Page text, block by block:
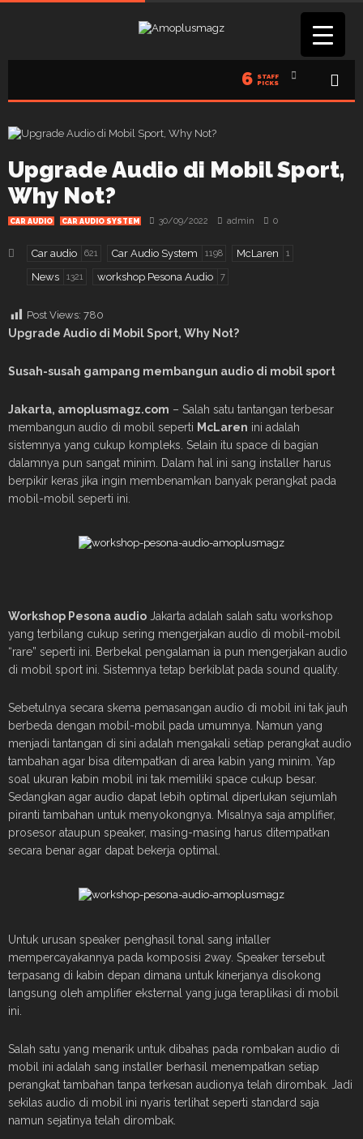
6 STAFF
PICKS
Upgrade Audio di Mobil Sport,
Why Not?
CAR AUDIO CAR AUDIO SYSTEM 30/09/2022 admin 0
Car audio 621 Car Audio System 1198 McLaren 1
News 1321 workshop Pesona Audio 7
Post Views: 780
Upgrade Audio di M obilSport, Why N ot?
Susah-susah gampang membangun audio di mobil sport
Jakarta, amoplusmagz.com – Salah satu tantangan terbesar
membangun audio di mobil seperti McLaren ini adalah
sistemnya yang cukup kompleks. Selain itu space di bagian
dalamnya pun sangat minim. Dalam hal ini sang installer harus
berpikir keras jika ingin membenamkan banyak perangkat pada
mobil-mobil seperti ini.
Workshop Pesona audio Jakarta adalah salah satu workshop
yang terbilang cukup sering mengerjakan audio di mobil-mobil
“rare” seperti ini. Berbekal pengalaman ia pun mengerjakan audio
di mobil sport ini. Sistemnya tetap berkiblat pada sound quality.
Sebetulnya secara skema pemasangan audio di mobil ini tak jauh
berbeda dengan mobil-mobil pada umumnya. Namun yang
menjadi tantangan di sini adalah mengakali setiap perangkat audio
tambahan agar bisa ditempatkan di area kabin yang minim. Yap
soal ukuran kabin mobil ini tak memiliki space cukup besar.
Sedangkan agar audio dapat lebih optimal diperlukan sejumlah
piranti tambahan untuk menyokongnya. Misalnya saja amplifier,
prosesor ataupun speaker, masing-masing harus ditempatkan
secara benar agar dapat bekerja optimal.
Untuk urusan speaker penghasil tonal sang intaller
mempercayakannya pada komposisi 2way. Speaker tersebut
terpasang di kabin depan dimana untuk kinerjanya disokong
langsung oleh amplifier eksternal yang juga teraplikasi di mobil
ini.
Salah satu yang menarik untuk dibahas pada rombakan audio di
mobil ini adalah sang installer berhasil menempatkan setiap
perangkat tambahan tanpa terkesan audionya telah dirombak. Jadi
sekilas audio di mobil ini nyaris terlihat seperti standard saja
namun sejatinya telah dirombak.